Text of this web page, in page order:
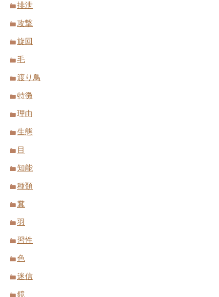
排泄
攻撃
旋回
毛
渡り鳥
特徴
理由
生態
目
知能
種類
糞
羽
習性
色
迷信
鏡